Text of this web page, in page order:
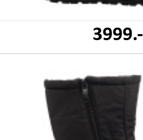
3999.-